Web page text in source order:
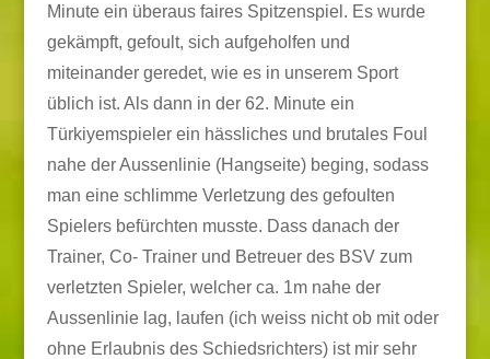
Minute ein überaus faires Spitzenspiel. Es wurde
gekämpft, gefoult, sich aufgeholfen und
miteinander geredet, wie es in unserem Sport
üblich ist. Als dann in der 62. Minute ein
Türkiyemspieler ein hässliches und brutales Foul
nahe der Aussenlinie (Hangseite) beging, sodass
man eine schlimme Verletzung des gefoulten
Spielers befürchten musste. Dass danach der
Trainer, Co- Trainer und Betreuer des BSV zum
verletzten Spieler, welcher ca. 1m nahe der
Aussenlinie lag, laufen (ich weiss nicht ob mit oder
ohne Erlaubnis des Schiedsrichters) ist mir sehr